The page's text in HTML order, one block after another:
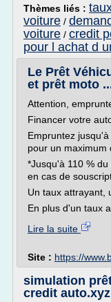
Thèmes liés :
voiture /
voiture / credit
pour l achat d
Le Prêt
et prêt moto
Attention,
Financer votre
Empruntez
pour un maximum
*Jusqu'à 110 %
en cas de
Un taux attrayant,
En plus d'un taux
Lire la suite
Site : https://
simulation
credit auto.xyz